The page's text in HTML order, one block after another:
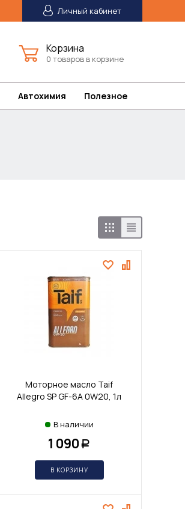
Личный кабинет
Корзина
0 товаров в корзине
Автохимия Полезное
Моторное масло Taif
Allegro SP GF-6A 0W20, 1л
В наличии
1 090 Р
В КОРЗИНУ